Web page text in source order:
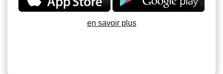
en savoir plus